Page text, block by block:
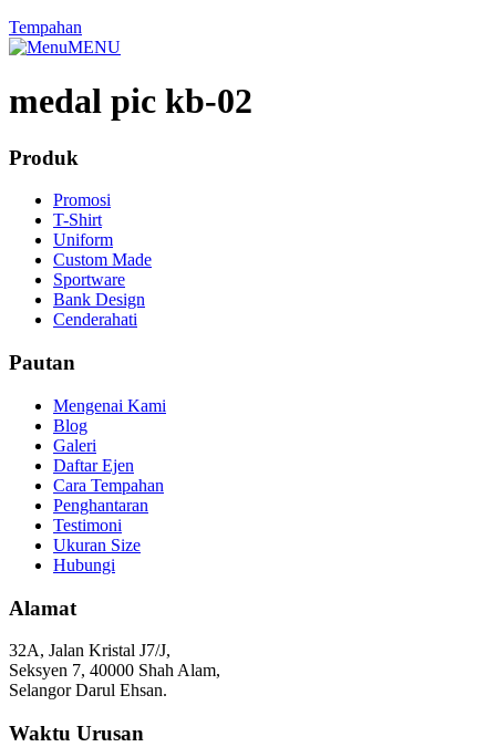
Tempahan
MENU
medal pic kb-02
Produk
Promosi
T-Shirt
Uniform
Custom Made
Sportware
Bank Design
Cenderahati
Pautan
Mengenai Kami
Blog
Galeri
Daftar Ejen
Cara Tempahan
Penghantaran
Testimoni
Ukuran Size
Hubungi
Alamat
32A, Jalan Kristal J7/J,
Seksyen 7, 40000 Shah Alam,
Selangor Darul Ehsan.
Waktu Urusan